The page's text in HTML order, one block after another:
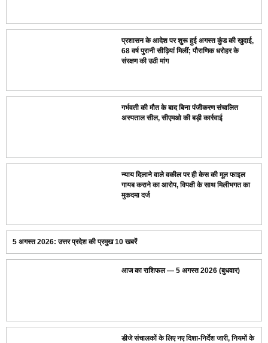
प्रशासन के आदेश पर शुरू हुई अगस्त कुंड की खुदाई,
68 वर्ष पुरानी सीढ़ियां मिलीं; पौराणिक धरोहर के
संरक्षण की उठी मांग
गर्भवती की मौत के बाद बिना पंजीकरण संचालित
अस्पताल सील, सीएमओ की बड़ी कार्रवाई
न्याय दिलाने वाले वकील पर ही केस की मूल फाइल
गायब कराने का आरोप, विपक्षी के साथ मिलीभगत का
मुकदमा दर्ज
5 अगस्त 2026: उत्तर प्रदेश की प्रमुख 10 खबरें
आज का राशिफल — 5 अगस्त 2026 (बुधवार)
डीजे संचालकों के लिए नए दिशा-निर्देश जारी, नियमों के